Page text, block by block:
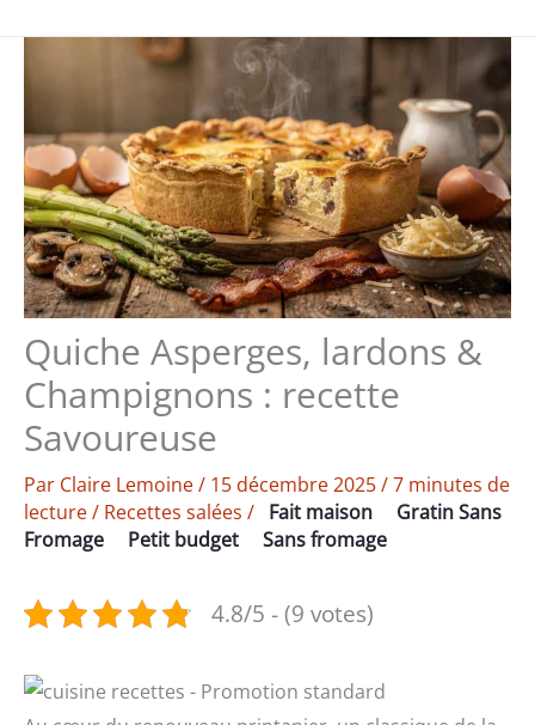
Quiche Asperges, lardons &
Champignons : recette
Savoureuse
Par Claire Lemoine/ 15 décembre 2025/7 minutes de
lecture/ Recettes salées / Fait maison
Gratin Sans
Fromage
Petit budget Sans fromage
4.8/5 - (9 votes)